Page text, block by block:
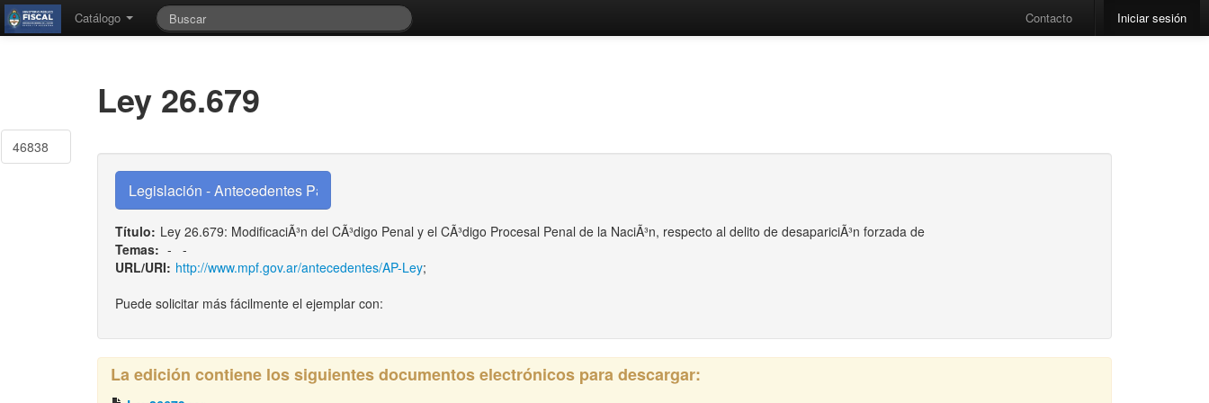
Catálogo Contacto Iniciar sesión
46838
Ley 26.679
Título: Ley 26.679: ModificaciÃ³n del CÃ³digo Penal y el CÃ³digo Procesal Penal de la NaciÃ³n, respecto al delito de desapariciÃ³n forzada de
Temas: -
-
URL/URI: http://www.mpf.gov.ar/antecedentes/AP-Ley;
Puede solicitar más fácilmente el ejemplar con:
La edición contiene los siguientes documentos electrónicos para descargar: